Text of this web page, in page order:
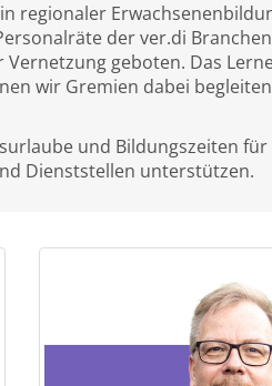
regionaler
der ver.di
geboten. Das
wir Gremien dabei
und Bildungszeiten
Dienststellen unterstützen.